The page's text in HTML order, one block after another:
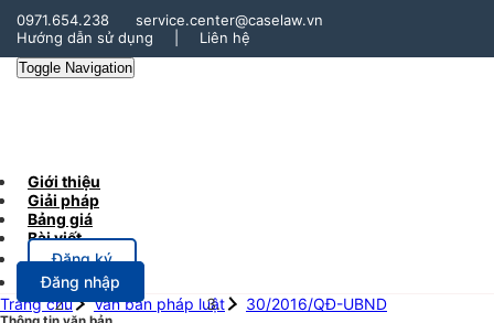
0971.654.238
service.center@caselaw.vn
Hướng dẫn sử dụng
Liên hệ
Toggle Navigation
Giới thiệu
Giải pháp
Bảng giá
Bài viết
Đăng ký
Đăng nhập
Trang chủ
Văn bản pháp luật 30/2016/QĐ-UBND